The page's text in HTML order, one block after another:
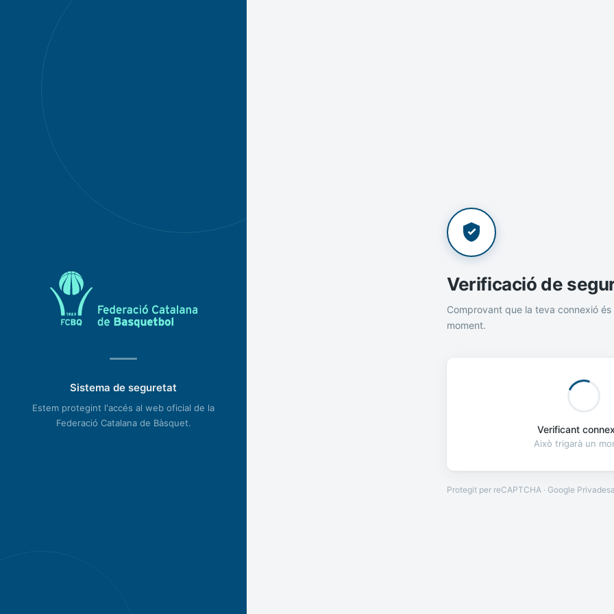
Sistema de seguretat
Estem protegint l'accés al web oficial de la
Federació Catalana de Bàsquet.
Verificació de
Comprovant que la teva connexió és
moment.
Verificant
Això trigarà un
Protegit per reCAPTCHA · Google Privadesa